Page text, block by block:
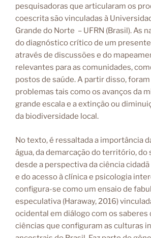
pesquisadoras que articularam os
coescrita são vinculadas à
Grande do Norte – UFRN (Brasil). As
do diagnóstico crítico de um
através de discussões e do
relevantes para as comunidades,
postos de saúde. A partir disso,
problemas tais como os avanços da
grande escala e a extinção ou
da biodiversidade local.
No texto, é ressaltada a importância
água, da demarcação do território,
desde a perspectiva da ciência
e do acesso à clínica e psicologia
configura-se como um ensaio de
especulativa (Haraway, 2016)
ocidental em diálogo com os saberes
ciências que configuram as culturas